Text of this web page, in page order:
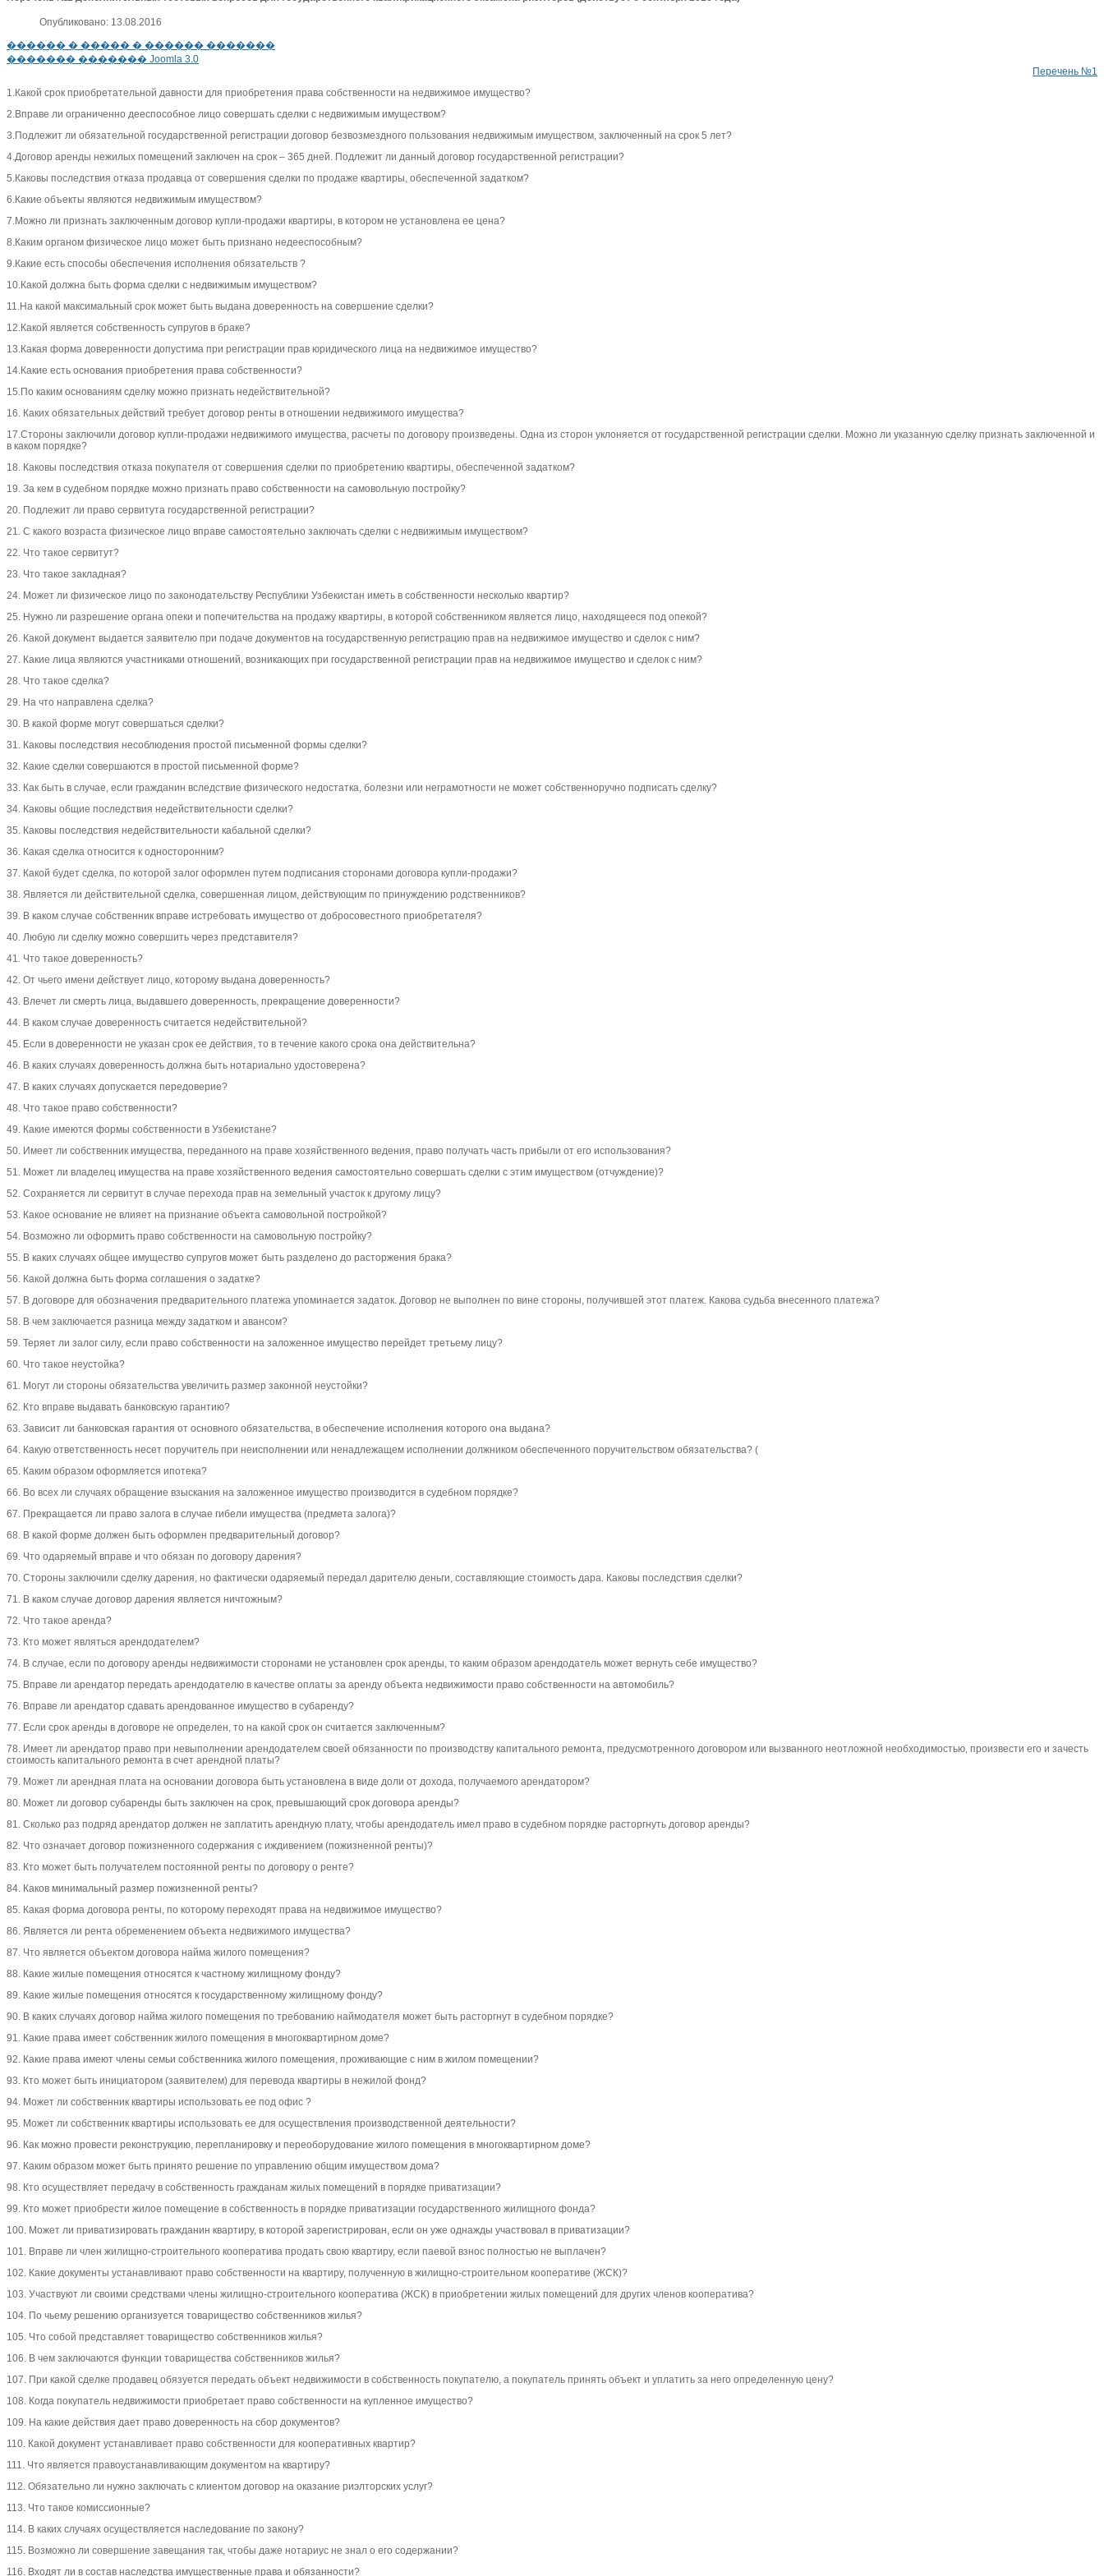
Опубликовано: 13.08.2016
������ � ����� � ������ �������
������� ������� Joomla 3.0
Перечень №1
1.Какой срок приобретательной давности для приобретения права собственности на недвижимое имущество?
2.Вправе ли ограниченно дееспособное лицо совершать сделки с недвижимым имуществом?
3.Подлежит ли обязательной государственной регистрации договор безвозмездного пользования недвижимым имуществом, заключенный на срок 5 лет?
4.Договор аренды нежилых помещений заключен на срок – 365 дней. Подлежит ли данный договор государственной регистрации?
5.Каковы последствия отказа продавца от совершения сделки по продаже квартиры, обеспеченной задатком?
6.Какие объекты являются недвижимым имуществом?
7.Можно ли признать заключенным договор купли-продажи квартиры, в котором не установлена ее цена?
8.Каким органом физическое лицо может быть признано недееспособным?
9.Какие есть способы обеспечения исполнения обязательств ?
10.Какой должна быть форма сделки с недвижимым имуществом?
11.На какой максимальный срок может быть выдана доверенность на совершение сделки?
12.Какой является собственность супругов в браке?
13.Какая форма доверенности допустима при регистрации прав юридического лица на недвижимое имущество?
14.Какие есть основания приобретения права собственности?
15.По каким основаниям сделку можно признать недействительной?
16. Каких обязательных действий требует договор ренты в отношении недвижимого имущества?
17.Стороны заключили договор купли-продажи недвижимого имущества, расчеты по договору произведены. Одна из сторон уклоняется от государственной регистрации сделки. Можно ли указанную сделку признать заключенной и
в каком порядке?
18. Каковы последствия отказа покупателя от совершения сделки по приобретению квартиры, обеспеченной задатком?
19. За кем в судебном порядке можно признать право собственности на самовольную постройку?
20. Подлежит ли право сервитута государственной регистрации?
21. С какого возраста физическое лицо вправе самостоятельно заключать сделки с недвижимым имуществом?
22. Что такое сервитут?
23. Что такое закладная?
24. Может ли физическое лицо по законодательству Республики Узбекистан иметь в собственности несколько квартир?
25. Нужно ли разрешение органа опеки и попечительства на продажу квартиры, в которой собственником является лицо, находящееся под опекой?
26. Какой документ выдается заявителю при подаче документов на государственную регистрацию прав на недвижимое имущество и сделок с ним?
27. Какие лица являются участниками отношений, возникающих при государственной регистрации прав на недвижимое имущество и сделок с ним?
28. Что такое сделка?
29. На что направлена сделка?
30. В какой форме могут совершаться сделки?
31. Каковы последствия несоблюдения простой письменной формы сделки?
32. Какие сделки совершаются в простой письменной форме?
33. Как быть в случае, если гражданин вследствие физического недостатка, болезни или неграмотности не может собственноручно подписать сделку?
34. Каковы общие последствия недействительности сделки?
35. Каковы последствия недействительности кабальной сделки?
36. Какая сделка относится к односторонним?
37. Какой будет сделка, по которой залог оформлен путем подписания сторонами договора купли-продажи?
38. Является ли действительной сделка, совершенная лицом, действующим по принуждению родственников?
39. В каком случае собственник вправе истребовать имущество от добросовестного приобретателя?
40. Любую ли сделку можно совершить через представителя?
41. Что такое доверенность?
42. От чьего имени действует лицо, которому выдана доверенность?
43. Влечет ли смерть лица, выдавшего доверенность, прекращение доверенности?
44. В каком случае доверенность считается недействительной?
45. Если в доверенности не указан срок ее действия, то в течение какого срока она действительна?
46. В каких случаях доверенность должна быть нотариально удостоверена?
47. В каких случаях допускается передоверие?
48. Что такое право собственности?
49. Какие имеются формы собственности в Узбекистане?
50. Имеет ли собственник имущества, переданного на праве хозяйственного ведения, право получать часть прибыли от его использования?
51. Может ли владелец имущества на праве хозяйственного ведения самостоятельно совершать сделки с этим имуществом (отчуждение)?
52. Сохраняется ли сервитут в случае перехода прав на земельный участок к другому лицу?
53. Какое основание не влияет на признание объекта самовольной постройкой?
54. Возможно ли оформить право собственности на самовольную постройку?
55. В каких случаях общее имущество супругов может быть разделено до расторжения брака?
56. Какой должна быть форма соглашения о задатке?
57. В договоре для обозначения предварительного платежа упоминается задаток. Договор не выполнен по вине стороны, получившей этот платеж. Какова судьба внесенного платежа?
58. В чем заключается разница между задатком и авансом?
59. Теряет ли залог силу, если право собственности на заложенное имущество перейдет третьему лицу?
60. Что такое неустойка?
61. Могут ли стороны обязательства увеличить размер законной неустойки?
62. Кто вправе выдавать банковскую гарантию?
63. Зависит ли банковская гарантия от основного обязательства, в обеспечение исполнения которого она выдана?
64. Какую ответственность несет поручитель при неисполнении или ненадлежащем исполнении должником обеспеченного поручительством обязательства? (
65. Каким образом оформляется ипотека?
66. Во всех ли случаях обращение взыскания на заложенное имущество производится в судебном порядке?
67. Прекращается ли право залога в случае гибели имущества (предмета залога)?
68. В какой форме должен быть оформлен предварительный договор?
69. Что одаряемый вправе и что обязан по договору дарения?
70. Стороны заключили сделку дарения, но фактически одаряемый передал дарителю деньги, составляющие стоимость дара. Каковы последствия сделки?
71. В каком случае договор дарения является ничтожным?
72. Что такое аренда?
73. Кто может являться арендодателем?
74. В случае, если по договору аренды недвижимости сторонами не установлен срок аренды, то каким образом арендодатель может вернуть себе имущество?
75. Вправе ли арендатор передать арендодателю в качестве оплаты за аренду объекта недвижимости право собственности на автомобиль?
76. Вправе ли арендатор сдавать арендованное имущество в субаренду?
77. Если срок аренды в договоре не определен, то на какой срок он считается заключенным?
78. Имеет ли арендатор право при невыполнении арендодателем своей обязанности по производству капитального ремонта, предусмотренного договором или вызванного неотложной необходимостью, произвести его и зачесть
стоимость капитального ремонта в счет арендной платы?
79. Может ли арендная плата на основании договора быть установлена в виде доли от дохода, получаемого арендатором?
80. Может ли договор субаренды быть заключен на срок, превышающий срок договора аренды?
81. Сколько раз подряд арендатор должен не заплатить арендную плату, чтобы арендодатель имел право в судебном порядке расторгнуть договор аренды?
82. Что означает договор пожизненного содержания с иждивением (пожизненной ренты)?
83. Кто может быть получателем постоянной ренты по договору о ренте?
84. Каков минимальный размер пожизненной ренты?
85. Какая форма договора ренты, по которому переходят права на недвижимое имущество?
86. Является ли рента обременением объекта недвижимого имущества?
87. Что является объектом договора найма жилого помещения?
88. Какие жилые помещения относятся к частному жилищному фонду?
89. Какие жилые помещения относятся к государственному жилищному фонду?
90. В каких случаях договор найма жилого помещения по требованию наймодателя может быть расторгнут в судебном порядке?
91. Какие права имеет собственник жилого помещения в многоквартирном доме?
92. Какие права имеют члены семьи собственника жилого помещения, проживающие с ним в жилом помещении?
93. Кто может быть инициатором (заявителем) для перевода квартиры в нежилой фонд?
94. Может ли собственник квартиры использовать ее под офис ?
95. Может ли собственник квартиры использовать ее для осуществления производственной деятельности?
96. Как можно провести реконструкцию, перепланировку и переоборудование жилого помещения в многоквартирном доме?
97. Каким образом может быть принято решение по управлению общим имуществом дома?
98. Кто осуществляет передачу в собственность гражданам жилых помещений в порядке приватизации?
99. Кто может приобрести жилое помещение в собственность в порядке приватизации государственного жилищного фонда?
100. Может ли приватизировать гражданин квартиру, в которой зарегистрирован, если он уже однажды участвовал в приватизации?
101. Вправе ли член жилищно-строительного кооператива продать свою квартиру, если паевой взнос полностью не выплачен?
102. Какие документы устанавливают право собственности на квартиру, полученную в жилищно-строительном кооперативе (ЖСК)?
103. Участвуют ли своими средствами члены жилищно-строительного кооператива (ЖСК) в приобретении жилых помещений для других членов кооператива?
104. По чьему решению организуется товарищество собственников жилья?
105. Что собой представляет товарищество собственников жилья?
106. В чем заключаются функции товарищества собственников жилья?
107. При какой сделке продавец обязуется передать объект недвижимости в собственность покупателю, а покупатель принять объект и уплатить за него определенную цену?
108. Когда покупатель недвижимости приобретает право собственности на купленное имущество?
109. На какие действия дает право доверенность на сбор документов?
110. Какой документ устанавливает право собственности для кооперативных квартир?
111. Что является правоустанавливающим документом на квартиру?
112. Обязательно ли нужно заключать с клиентом договор на оказание риэлторских услуг?
113. Что такое комиссионные?
114. В каких случаях осуществляется наследование по закону?
115. Возможно ли совершение завещания так, чтобы даже нотариус не знал о его содержании?
116. Входят ли в состав наследства имущественные права и обязанности?